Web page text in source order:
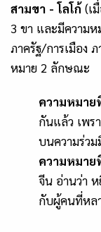
สามขา - โลโก้ (เ
3 ขา และมีความห
ภาครัฐ/การเมือง
หมาย 2 ลักษณะ
ความหมาย
กันแล้ว เพร
บนความร่ว
ความหมาย
จีน อ่านว่า
กับผู้คนที่หล